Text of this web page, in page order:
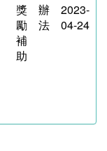
獎
勵
補
助
辦
法
2023-
04-24